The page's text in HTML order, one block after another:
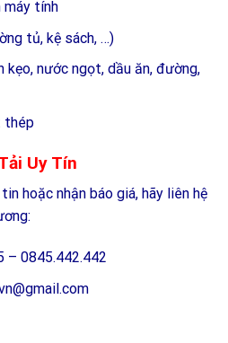
máy tính
tủ, kệ sách, …)
kẹo, nước ngọt, dầu ăn, đường,
thép
Uy Tín
hoặc nhận báo giá, hãy liên hệ
– 0845.442.442